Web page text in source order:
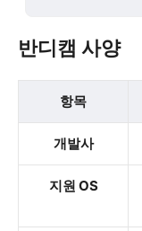
반디캠 사양
항목
개발사
지원 OS